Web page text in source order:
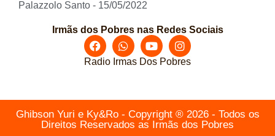
Palazzolo Santo - 15/05/2022
Irmãs dos Pobres nas Redes Sociais
Radio Irmas Dos Pobres
Ghibson Yuri e Ky&Ro - Copyright ® 2026 - Todos os
Direitos Reservados as Irmãs dos Pobres